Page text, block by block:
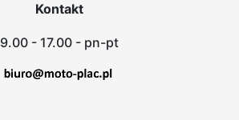
Kontakt
9.00 - 17.00 - pn-pt